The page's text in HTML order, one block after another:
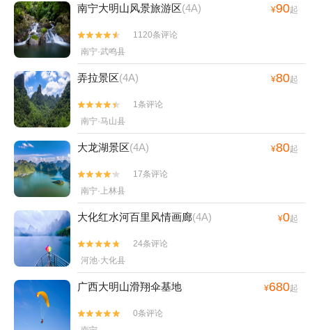
南宁大明山风景旅游区(4A) ¥90起


1120条评论
南宁·武鸣县
弄拉景区(4A) ¥80起


1条评论
南宁·马山县
大龙湖景区(4A) ¥80起


17条评论
南宁·上林县
大化红水河百里风情画廊(4A) ¥0起


24条评论
河池·大化县
广西大明山滑翔伞基地 ¥680起


0条评论